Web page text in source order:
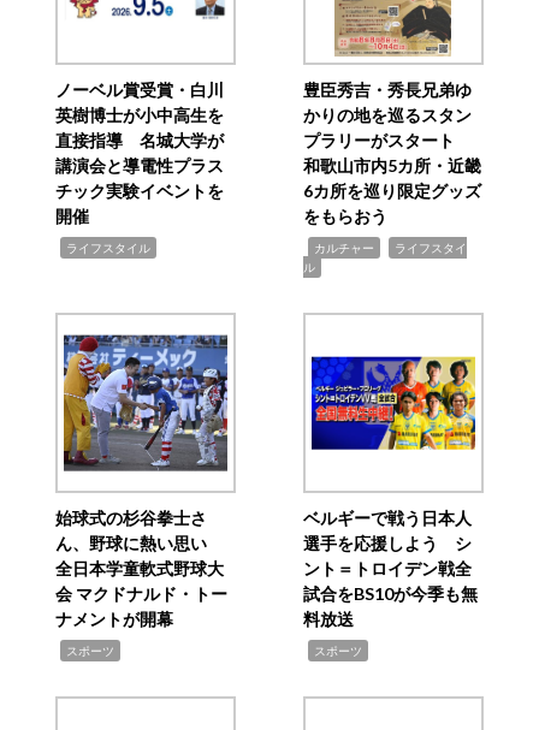
ノーベル賞受賞・白川
英樹博士が小中高生を
直接指導 名城大学が
講演会と導電性プラス
チック実験イベントを
開催
ライフスタイル
豊臣秀吉・秀長兄弟ゆ
かりの地を巡るスタン
プラリーがスタート
和歌山市内5カ所・近畿
6カ所を巡り限定グッズ
をもらおう
カルチャー
ライフスタイ
ル
始球式の杉谷拳士さ
ん、野球に熱い思い
全日本学童軟式野球大
会 マクドナルド・トー
ナメントが開幕
スポーツ
ベルギーで戦う日本人
選手を応援しよう シ
ント＝トロイデン戦全
試合をBS10が今季も無
料放送
スポーツ